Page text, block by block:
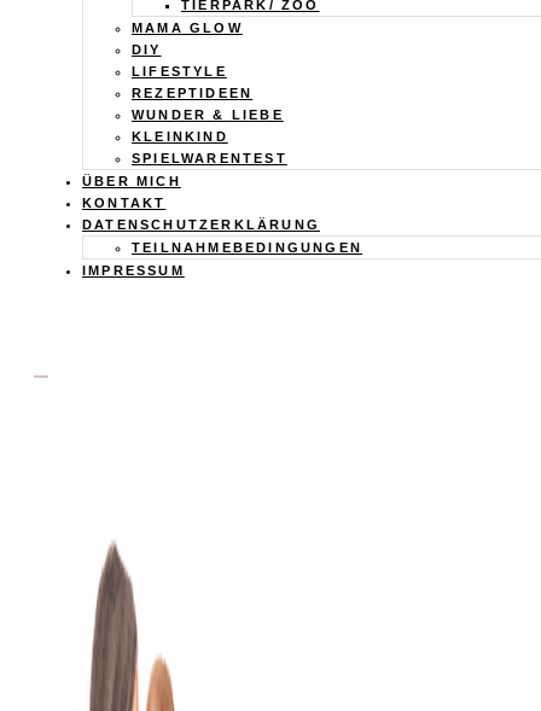
TIERPARK/ ZOO
MAMA GLOW
DIY
LIFESTYLE
REZEPTIDEEN
WUNDER & LIEBE
KLEINKIND
SPIELWARENTEST
ÜBER MICH
KONTAKT
DATENSCHUTZERKLÄRUNG
TEILNAHMEBEDINGUNGEN
IMPRESSUM